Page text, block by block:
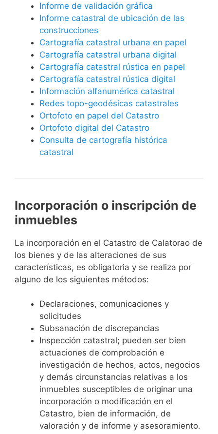
Informe de validación gráfica
Informe catastral de ubicación de las
construcciones
Cartografía catastral urbana en papel
Cartografía catastral urbana digital
Cartografía catastral rústica en papel
Cartografía catastral rústica digital
Información alfanumérica catastral
Redes topo-geodésicas catastrales
Ortofoto en papel del Catastro
Ortofoto digital del Catastro
Consulta de cartografía histórica
catastral
Incorporación o inscripción de
inmuebles
La incorporación en el Catastro de Calatorao de
los bienes y de las alteraciones de sus
características, es obligatoria y se realiza por
alguno de los siguientes métodos:
Declaraciones, comunicaciones y
solicitudes
Subsanación de discrepancias
Inspección catastral; pueden ser bien
actuaciones de comprobación e
investigación de hechos, actos, negocios
y demás circunstancias relativas a los
inmuebles susceptibles de originar una
incorporación o modificación en el
Catastro, bien de información, de
valoración y de informe y asesoramiento.